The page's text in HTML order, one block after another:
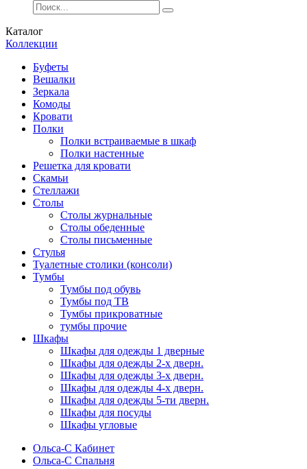
Каталог
Коллекции
Буфеты
Вешалки
Зеркала
Комоды
Кровати
Полки
Полки встраиваемые в шкаф
Полки настенные
Решетка для кровати
Скамьи
Стеллажи
Столы
Столы журнальные
Столы обеденные
Столы письменные
Стулья
Туалетные столики (консоли)
Тумбы
Тумбы под обувь
Тумбы под ТВ
Тумбы прикроватные
тумбы прочие
Шкафы
Шкафы для одежды 1 дверные
Шкафы для одежды 2-х дверн.
Шкафы для одежды 3-х дверн.
Шкафы для одежды 4-х дверн.
Шкафы для одежды 5-ти дверн.
Шкафы для посуды
Шкафы угловые
Ольса-С Кабинет
Ольса-С Спальня